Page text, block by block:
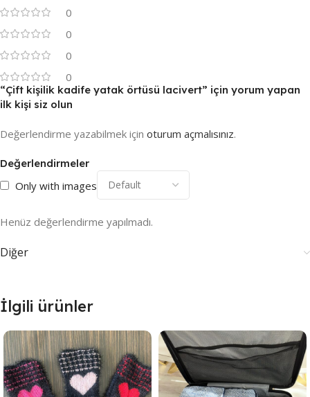
0
0
0
0
Değerlendirmeler
Only with images
Henüz değerlendirme yapılmadı.
“Çift kişilik kadife yatak örtüsü lacivert” için yorum yapan
ilk kişi siz olun
Değerlendirme yazabilmek için oturum açmalısınız.
Diğer
İlgili ürünler